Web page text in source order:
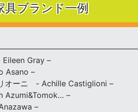
具ブランド一例
Gray –
Asano –
オーニ - Achille Castiglioni –
Azumi&Tomok… –
–